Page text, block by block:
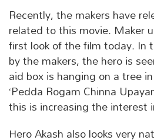
Recently, the makers have
related to this movie. Maker
first look of the film today. In
by the makers, the hero is
aid box is hanging on a tree
‘Pedda Rogam Chinna
this is increasing the interest
Hero Akash also looks very